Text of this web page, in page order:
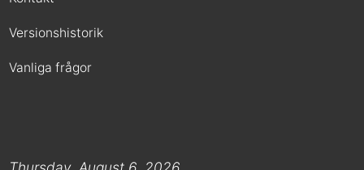
Versionshistorik
Vanliga frågor